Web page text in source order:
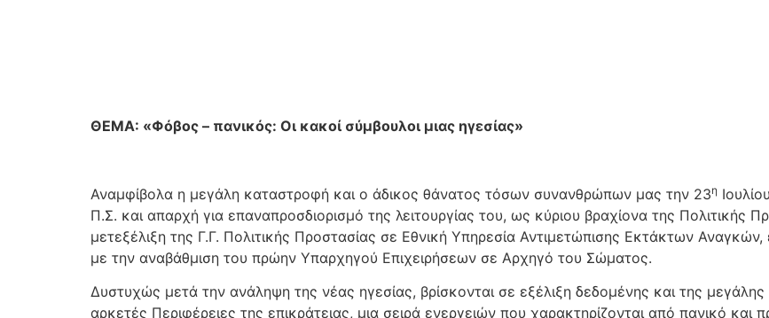
ΘΕΜΑ: «Φόβος – πανικός: Οι κακοί σύμβουλοι μιας ηγεσίας»
Αναμφίβολα η μεγάλη καταστροφή και ο άδικος θάνατος τόσων συνανθρώπων μας την 23η
Π.Σ. και απαρχή για επαναπροσδιορισμό της λειτουργίας του, ως κύριου βραχίονα της
μετεξέλιξη της Γ.Γ. Πολιτικής Προστασίας σε Εθνική Υπηρεσία Αντιμετώπισης Εκτάκτων
με την αναβάθμιση του πρώην Υπαρχηγού Επιχειρήσεων σε Αρχηγό του Σώματος.
Δυστυχώς μετά την ανάληψη της νέας ηγεσίας, βρίσκονται σε εξέλιξη δεδομένης και της
αρκετές Περιφέρειες της επικράτειας, μια σειρά ενεργειών που χαρακτηρίζονται από πανικό και